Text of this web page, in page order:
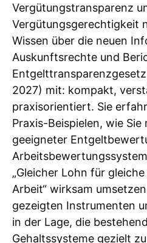
Vergütungstransparenz
Vergütungsgerechtigkeit
Wissen über die neuen
Auskunftsrechte und
2027) mit: kompakt,
praxisorientiert. Sie
Praxis-Beispielen, wie
geeigneter
„Gleicher Lohn für
Arbeit“ wirksam
gezeigten Instrumenten
in der Lage, die
Gehaltssysteme gezielt